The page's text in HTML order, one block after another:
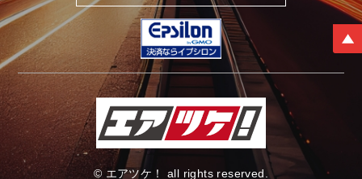
© エアツケ！ all rights reserved.